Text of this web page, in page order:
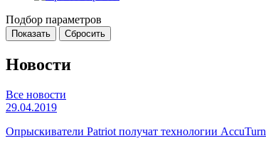
Подбор параметров
Новости
Все новости
29.04.2019
Опрыскиватели Patriot получат технологии AccuTurn